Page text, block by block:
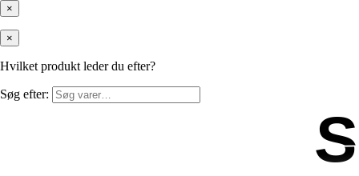
×
×
Hvilket produkt leder du efter?
Søg efter: